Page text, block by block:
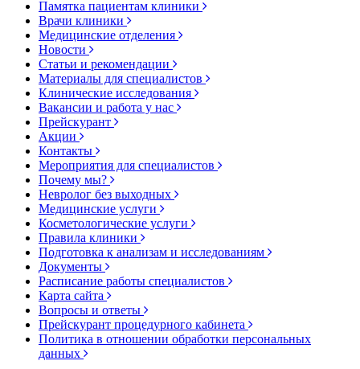
Памятка пациентам клиники
Врачи клиники
Медицинские отделения
Новости
Статьи и рекомендации
Материалы для специалистов
Клинические исследования
Вакансии и работа у нас
Прейскурант
Акции
Контакты
Мероприятия для специалистов
Почему мы?
Невролог без выходных
Медицинские услуги
Косметологические услуги
Правила клиники
Подготовка к анализам и исследованиям
Документы
Расписание работы специалистов
Карта сайта
Вопросы и ответы
Прейскурант процедурного кабинета
Политика в отношении обработки персональных
данных